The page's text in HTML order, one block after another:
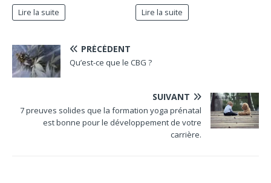
Lire la suite
Lire la suite
PRÉCÉDENT
Qu’est-ce que le CBG ?
SUIVANT
7 preuves solides que la formation yoga prénatal
est bonne pour le développement de votre
carrière.